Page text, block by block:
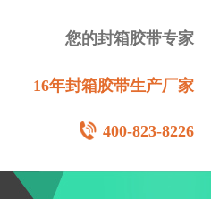
您的封箱胶带专家
16年封箱胶带生产厂家
400-823-8226